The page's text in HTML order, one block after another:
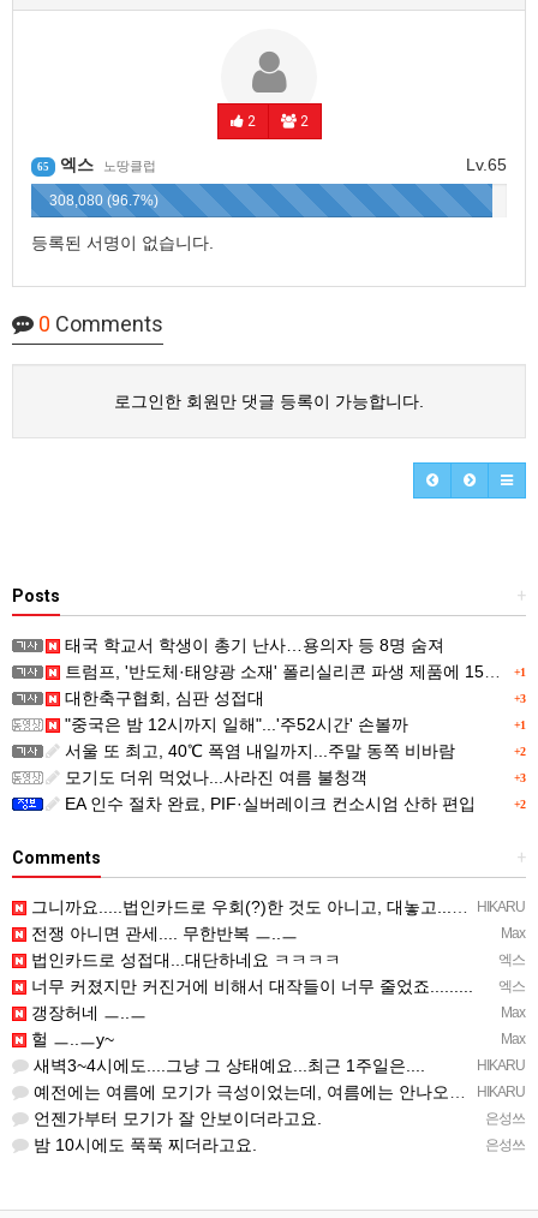
2 2
Lv.65
65 엑스 노땅클럽
308,080 (96.7%)
등록된 서명이 없습니다.
0 Comments
로그인한 회원만 댓글 등록이 가능합니다.
+
Posts
태국 학교서 학생이 총기 난사…용의자 등 8명 숨져
+1
트럼프, '반도체·태양광 소재' 폴리실리콘 파생 제품에 15% 관세...한국 기업도 영향
+3
대한축구협회, 심판 성접대
+1
"중국은 밤 12시까지 일해"...'주52시간' 손볼까
+2
서울 또 최고, 40℃ 폭염 내일까지...주말 동쪽 비바람
+3
모기도 더위 먹었나...사라진 여름 불청객
+2
EA 인수 절차 완료, PIF·실버레이크 컨소시엄 산하 편입
+
Comments
HIKARU
그니까요.....법인카드로 우회(?)한 것도 아니고, 대놓고...ㅋ ㅋ)
Max
전쟁 아니면 관세.... 무한반복 ㅡ..ㅡ
엑스
법인카드로 성접대...대단하네요 ㅋㅋㅋㅋ
엑스
너무 커졌지만 커진거에 비해서 대작들이 너무 줄었죠.........
Max
갱장허네 ㅡ..ㅡ
Max
헐 ㅡ..ㅡy~
HIKARU
새벽3~4시에도....그냥 그 상태예요...최근 1주일은....
HIKARU
예전에는 여름에 모기가 극성이었는데, 여름에는 안나오는 것 같은.....ㅎ ㅎ)
은성쓰
언젠가부터 모기가 잘 안보이더라고요.
은성쓰
밤 10시에도 푹푹 찌더라고요.